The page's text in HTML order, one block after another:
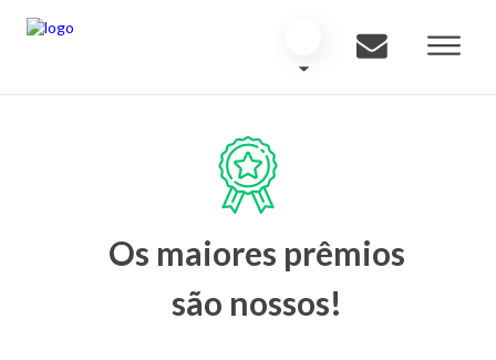
Os maiores prêmios
são nossos!